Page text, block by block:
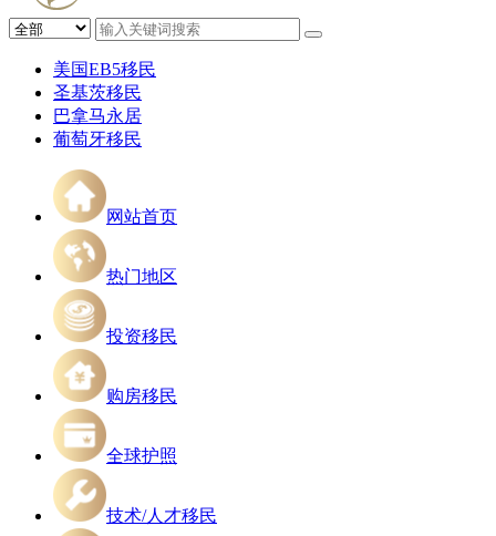
美国EB5移民
圣基茨移民
巴拿马永居
葡萄牙移民
网站首页
热门地区
投资移民
购房移民
全球护照
技术/人才移民